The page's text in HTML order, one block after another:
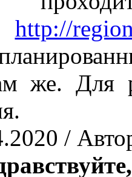
http://
же. Для
/